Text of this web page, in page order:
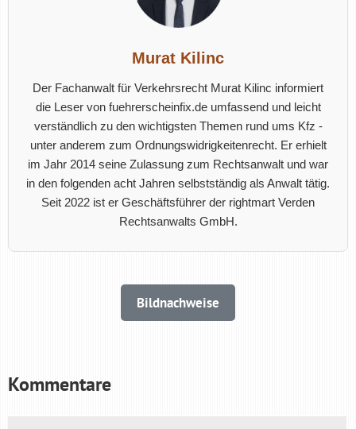
Murat Kilinc
Der Fachanwalt für Verkehrsrecht Murat Kilinc informiert
die Leser von fuehrerscheinfix.de umfassend und leicht
verständlich zu den wichtigsten Themen rund ums Kfz -
unter anderem zum Ordnungswidrigkeitenrecht. Er erhielt
im Jahr 2014 seine Zulassung zum Rechtsanwalt und war
in den folgenden acht Jahren selbstständig als Anwalt tätig.
Seit 2022 ist er Geschäftsführer der rightmart Verden
Rechtsanwalts GmbH.
Bildnachweise
Kommentare